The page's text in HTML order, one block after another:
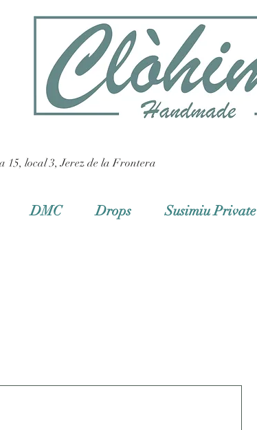
15, local 3, Jerez de la Frontera
DMC Drops Susimiu Private